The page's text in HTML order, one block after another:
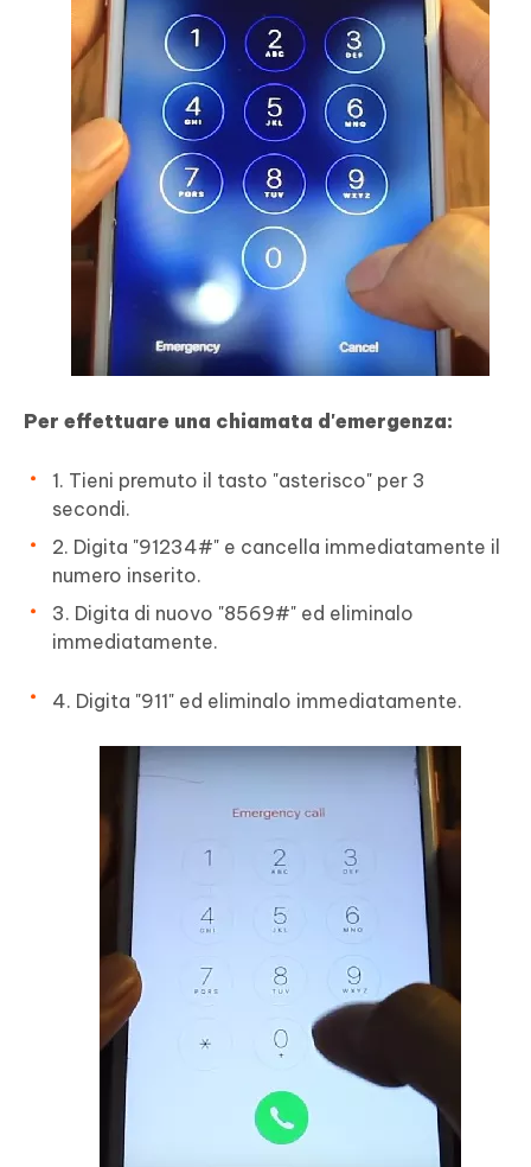
Per effettuare una chiamata d'emergenza:
1. Tieni premuto il tasto "asterisco" per 3
secondi.
2. Digita "91234#" e cancella immediatamente il
numero inserito.
3. Digita di nuovo "8569#" ed eliminalo
immediatamente.
4. Digita "911" ed eliminalo immediatamente.